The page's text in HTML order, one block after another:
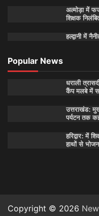
अल्मोड़ा में
शिक्षक
हल्द्वानी में
Popular News
धराली
कैंप मलबे में
उत्तराखंड:
पर्यटन तक
हरिद्वार: में
हाथों से भोजन
Copyright © 2026